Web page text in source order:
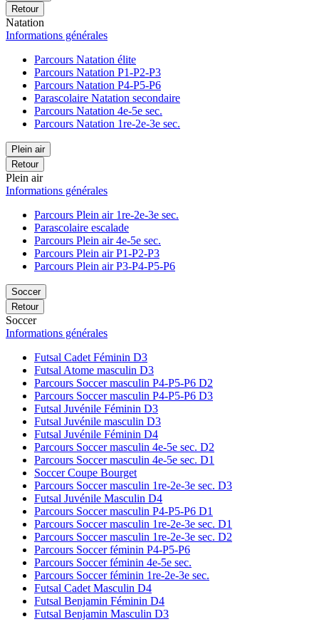
Retour
Natation
Informations générales
Parcours Natation élite
Parcours Natation P1-P2-P3
Parcours Natation P4-P5-P6
Parascolaire Natation secondaire
Parcours Natation 4e-5e sec.
Parcours Natation 1re-2e-3e sec.
Plein air
Retour
Plein air
Informations générales
Parcours Plein air 1re-2e-3e sec.
Parascolaire escalade
Parcours Plein air 4e-5e sec.
Parcours Plein air P1-P2-P3
Parcours Plein air P3-P4-P5-P6
Soccer
Retour
Soccer
Informations générales
Futsal Cadet Féminin D3
Futsal Atome masculin D3
Parcours Soccer masculin P4-P5-P6 D2
Parcours Soccer masculin P4-P5-P6 D3
Futsal Juvénile Féminin D3
Futsal Juvénile masculin D3
Futsal Juvénile Féminin D4
Parcours Soccer masculin 4e-5e sec. D2
Parcours Soccer masculin 4e-5e sec. D1
Soccer Coupe Bourget
Parcours Soccer masculin 1re-2e-3e sec. D3
Futsal Juvénile Masculin D4
Parcours Soccer masculin P4-P5-P6 D1
Parcours Soccer masculin 1re-2e-3e sec. D1
Parcours Soccer masculin 1re-2e-3e sec. D2
Parcours Soccer féminin P4-P5-P6
Parcours Soccer féminin 4e-5e sec.
Parcours Soccer féminin 1re-2e-3e sec.
Futsal Cadet Masculin D4
Futsal Benjamin Féminin D4
Futsal Benjamin Masculin D3